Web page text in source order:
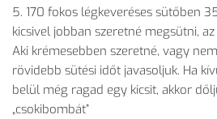
5. 170 fokos légkeveréses sütőben
kicsivel jobban szeretné megsütni,
Aki krémesebben szeretné, vagy
rövidebb sütési időt javasoljuk. Ha
belül még ragad egy kicsit, akkor
„csokibombát”